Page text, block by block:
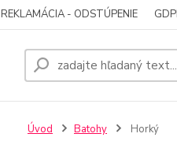
REKLAMÁCIA - ODSTÚPENIE
Úvod Batohy Horký